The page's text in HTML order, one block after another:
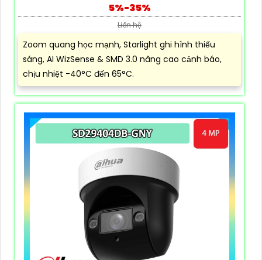
5%-35%
Liên hệ
Zoom quang học mạnh, Starlight ghi hình thiếu
sáng, AI WizSense & SMD 3.0 nâng cao cảnh báo,
chịu nhiệt -40°C đến 65°C.